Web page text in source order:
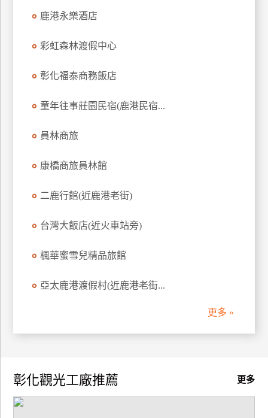
鹿港永樂酒店
彩虹森林渡假中心
彰化福泰商務飯店
童年往事莊園民宿(鹿港民宿...
員林商旅
康橋商旅員林館
二鹿行館(近鹿港老街)
台灣大飯店(近火車站旁)
楓華蜜雪兒精品旅館
亞太鹿港渡假村(近鹿港老街...
更多 »
更多
彰化觀光工廠推薦